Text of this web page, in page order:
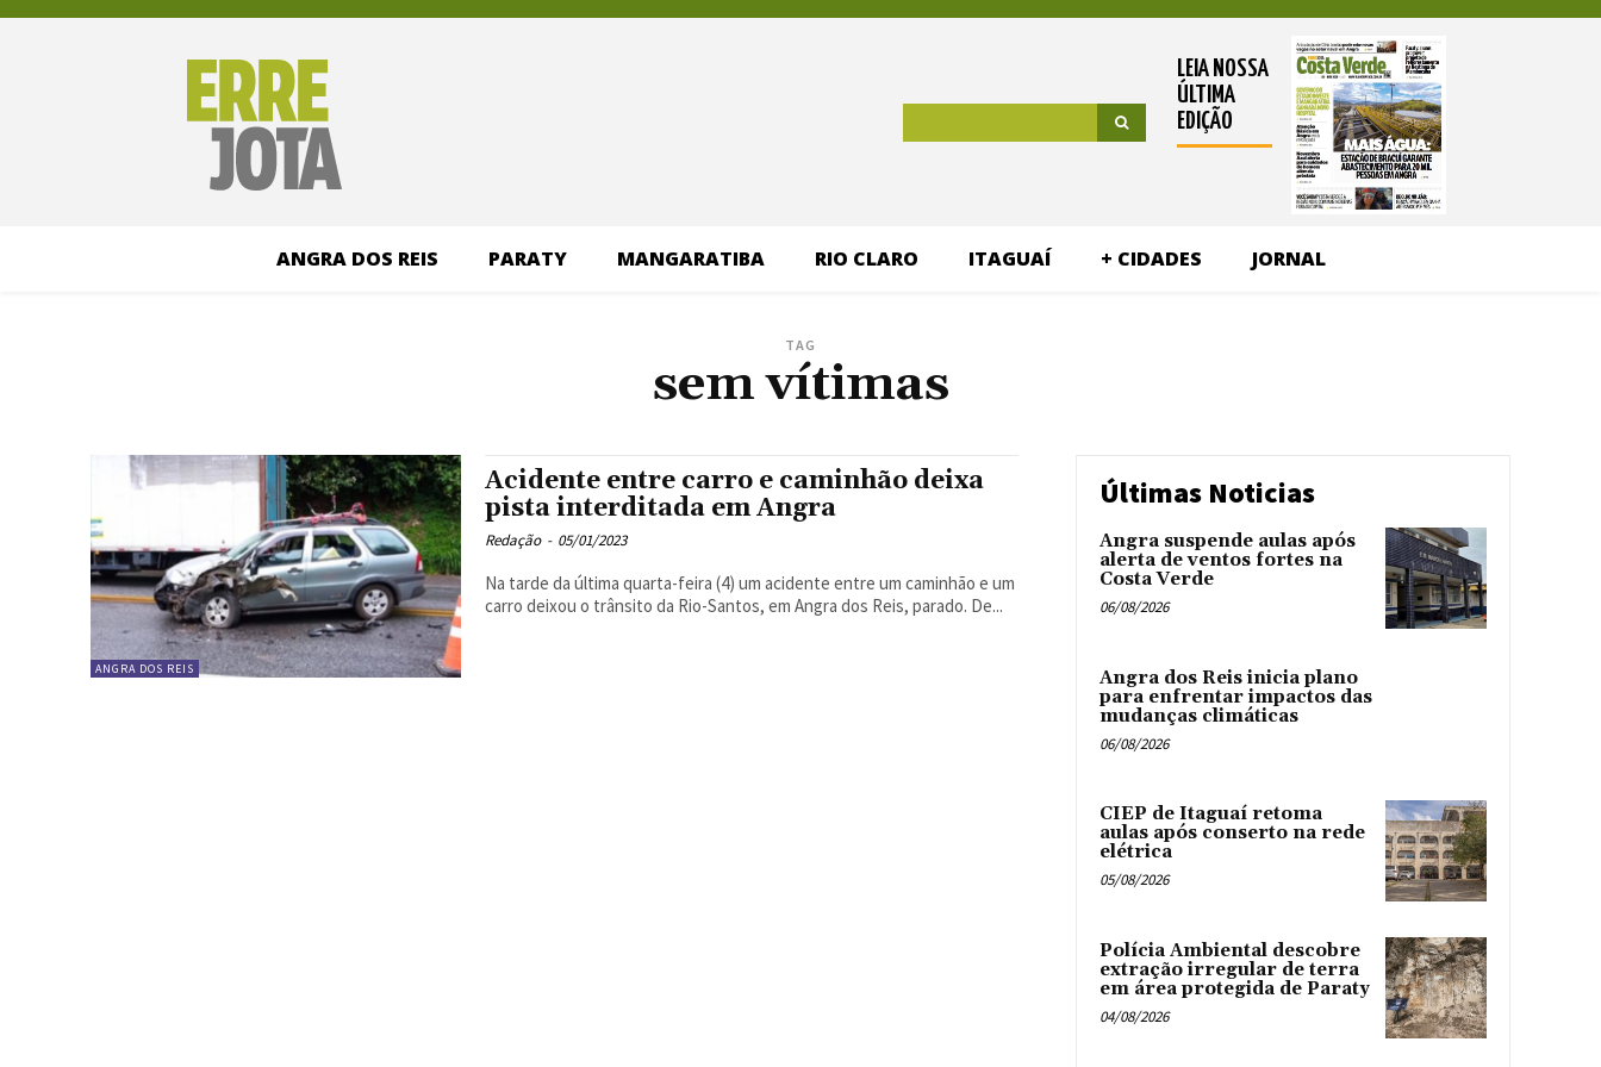
LEIA NOSSA
ÚLTIMA
EDIÇÃO
ANGRA DOS REIS PARATY MANGARATIBA RIO CLARO ITAGUAÍ + CIDADES JORNAL
TAG
sem vítimas
ANGRA DOS REIS
Acidente entre carro e caminhão deixa
pista interditada em Angra
Redação - 05/01/2023
Na tarde da última quarta-feira (4) um acidente entre um caminhão e um
carro deixou o trânsito da Rio-Santos, em Angra dos Reis, parado. De...
Últimas Noticias
Angra suspende aulas após
alerta de ventos fortes na
Costa Verde
06/08/2026
Angra dos Reis inicia plano
para enfrentar impactos das
mudanças climáticas
06/08/2026
CIEP de Itaguaí retoma
aulas após conserto na rede
elétrica
05/08/2026
Polícia Ambiental descobre
extração irregular de terra
em área protegida de Paraty
04/08/2026